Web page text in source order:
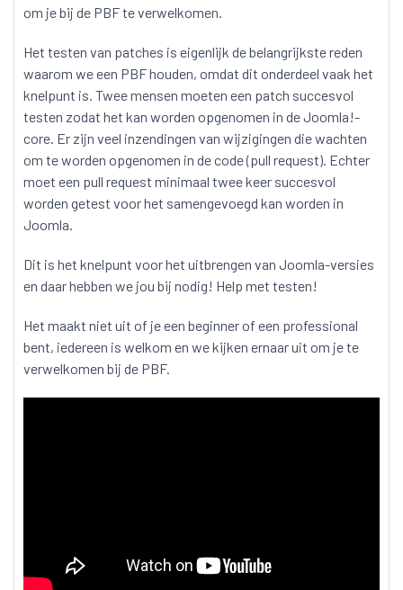
om je bij de PBF te verwelkomen.
Het testen van patches is eigenlijk de belangrijkste reden
waarom we een PBF houden, omdat dit onderdeel vaak het
knelpunt is. Twee mensen moeten een patch succesvol
testen zodat het kan worden opgenomen in de Joomla!-
core. Er zijn veel inzendingen van wijzigingen die wachten
om te worden opgenomen in de code (pull request). Echter
moet een pull request minimaal twee keer succesvol
worden getest voor het samengevoegd kan worden in
Joomla.
Dit is het knelpunt voor het uitbrengen van Joomla-versies
en daar hebben we jou bij nodig! Help met testen!
Het maakt niet uit of je een beginner of een professional
bent, iedereen is welkom en we kijken ernaar uit om je te
verwelkomen bij de PBF.